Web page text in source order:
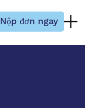
Nộp đơn ngay